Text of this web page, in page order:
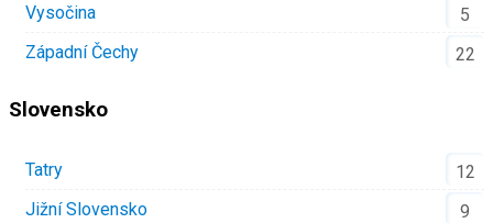
Vysočina
5
Západní Čechy
22
Slovensko
Tatry
12
Jižní Slovensko
9